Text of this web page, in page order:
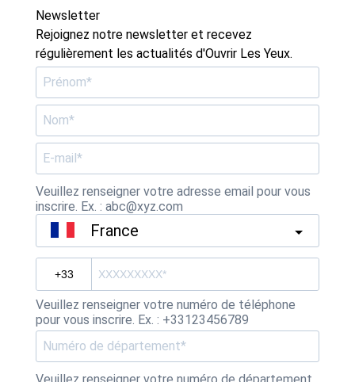
Newsletter
Rejoignez notre newsletter et recevez
régulièrement les actualités d'Ouvrir Les Yeux.
Veuillez renseigner votre adresse email pour vous
inscrire. Ex. : abc@xyz.com
France
Veuillez renseigner votre numéro de téléphone
pour vous inscrire. Ex. : +33123456789